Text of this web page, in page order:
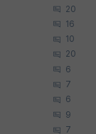
20
16
10
20
6
7
6
9
7